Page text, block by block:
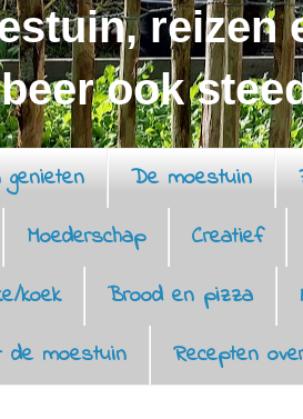
reizen
ook
genieten De moestuin
Moederschap
Creatief
koek
Brood en pizza
de moestuin
Recepten